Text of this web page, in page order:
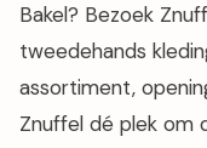
Bakel? Bezoek
tweedehands
assortiment,
Znuffel dé plek om